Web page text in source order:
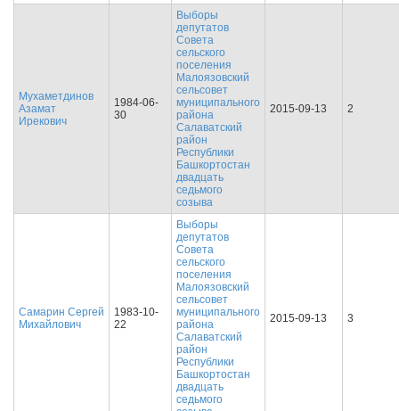
Мухаметдинов
Азамат
Ирекович
1984-06-
30
Выборы
депутатов
Совета
сельского
поселения
Малоязовский
сельсовет
муниципального
района
Салаватский
район
Республики
Башкортостан
двадцать
седьмого
созыва
2015-09-13 2
Самарин Сергей
Михайлович
1983-10-
22
Выборы
депутатов
Совета
сельского
поселения
Малоязовский
сельсовет
муниципального
района
Салаватский
район
Республики
Башкортостан
двадцать
седьмого
2015-09-13 3